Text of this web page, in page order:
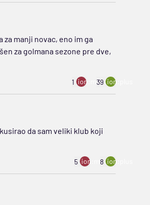
manji novac, eno im ga
za golmana sezone pre dve,
1 ion:minus
39 ion:plus
da sam veliki klub koji
5 ion:minus
8 ion:plus